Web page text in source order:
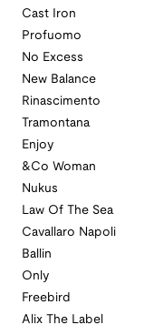
Cast Iron
Profuomo
No Excess
New Balance
Rinascimento
Tramontana
Enjoy
&Co Woman
Nukus
Law Of The Sea
Cavallaro Napoli
Ballin
Only
Freebird
Alix The Label